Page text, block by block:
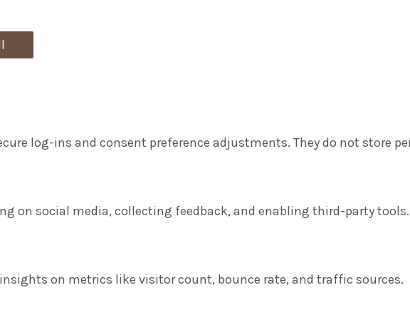
:
log-ins and consent preference adjustments. They do not store
on social media, collecting feedback, and enabling third-party tools.
on metrics like visitor count, bounce rate, and traffic sources.